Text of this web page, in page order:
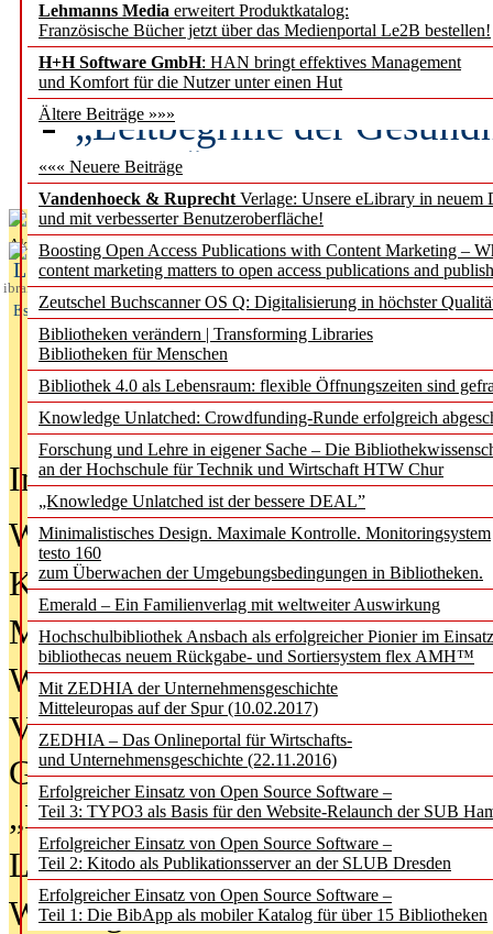
Lehmanns Media erweitert Produktkatalog:
Französische Bücher jetzt über das Medienportal Le2B bestellen!
H+H Software GmbH: HAN bringt effektives Management
und Komfort für die Nutzer unter einen Hut
Ältere Beiträge »»»
««« Neuere Beiträge
Vandenhoeck & Ruprecht Verlage: Unsere eLibrary in neuem
und mit verbesserter Benutzeroberfläche!
Boosting Open Access Publications with Content Marketing –
content marketing matters to open access publications and
Zeutschel Buchscanner OS Q: Digitalisierung in höchster
Bibliotheken verändern | Transforming Libraries
Bibliotheken für Menschen
Bibliothek 4.0 als Lebensraum: flexible Öffnungszeiten sind
Knowledge Unlatched: Crowdfunding-Runde erfolgreich
Forschung und Lehre in eigener Sache – Die
an der Hochschule für Technik und Wirtschaft HTW Chur
„Knowledge Unlatched ist der bessere DEAL”
Minimalistisches Design. Maximale Kontrolle. Monitoringsystem
testo 160
zum Überwachen der Umgebungsbedingungen in Bibliotheken.
Emerald – Ein Familienverlag mit weltweiter Auswirkung
Hochschulbibliothek Ansbach als erfolgreicher Pionier im
bibliothecas neuem Rückgabe- und Sortiersystem flex AMH™
Mit ZEDHIA der Unternehmensgeschichte
Mitteleuropas auf der Spur (10.02.2017)
ZEDHIA – Das Onlineportal für Wirtschafts-
und Unternehmensgeschichte (22.11.2016)
Erfolgreicher Einsatz von Open Source Software –
Teil 3: TYPO3 als Basis für den Website-Relaunch der SUB
Erfolgreicher Einsatz von Open Source Software –
Teil 2: Kitodo als Publikationsserver an der SLUB Dresden
Erfolgreicher Einsatz von Open Source Software –
Teil 1: Die BibApp als mobiler Katalog für über 15 Bibliotheken
Künstliche Intelligenz
besser zu verstehen
„Leitbegriffe der
des BIÖG erscheinen
Aktuelles aus
L
ibrary
Essentials
In der Ausgabe06/2026(August
Was Hochschul­bibliotheken von
Kinder in der digitalen Welt
Metadaten als Infrastruktur
Wenn Bots katalogisieren
Von Abschlusskleidern bis
Geisterjagd-Ausrüstung in der
„Library of Things“ unterwegs
Lesen als Infrastrukturaufgabe
Wie Jugendliche Social Media